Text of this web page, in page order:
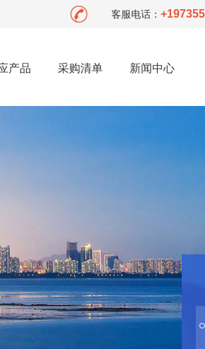
客服电话：
产品 采购清单 新闻中心